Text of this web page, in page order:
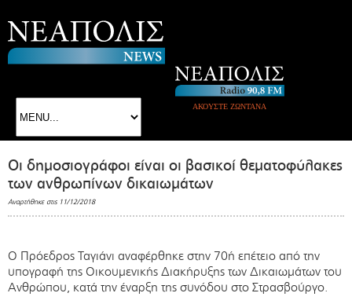
ΑΚΟΥΣΤΕ ΖΩΝΤΑΝΑ
Οι δημοσιογράφοι είναι οι βασικοί θεματοφύλακες
των ανθρωπίνων δικαιωμάτων
Αναρτήθηκε στις 11/12/2018
Ο Πρόεδρος Ταγιάνι αναφέρθηκε στην 70ή επέτειο από την
υπογραφή της Οικουμενικής Διακήρυξης των Δικαιωμάτων του
Ανθρώπου, κατά την έναρξη της συνόδου στο Στρασβούργο.